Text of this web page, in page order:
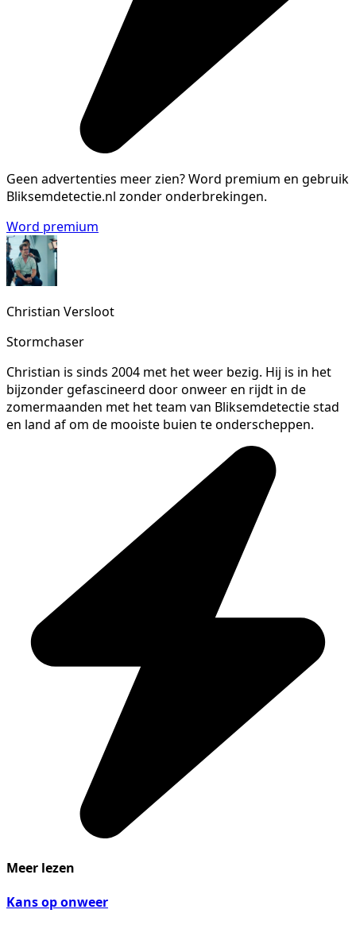
Geen advertenties meer zien?Word premium en gebruik
Bliksemdetectie.nl zonder onderbrekingen.
Word premium
Christian Versloot
Stormchaser
Christian is sinds 2004 met het weer bezig. Hij is in het
bijzonder gefascineerd door onweer en rijdt in de
zomermaanden met het team van Bliksemdetectie stad
en land af om de mooiste buien te onderscheppen.
Meer lezen
Kans op onweer